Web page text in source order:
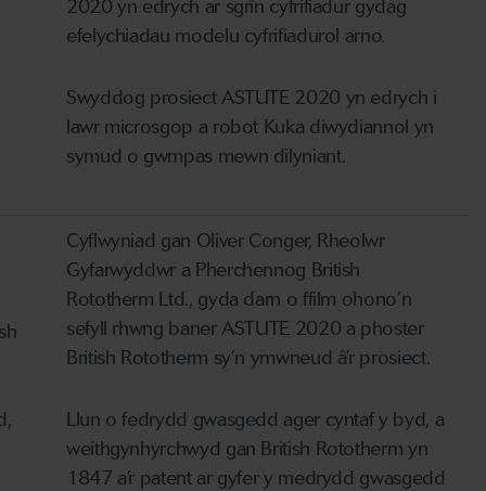
2020 yn edrych ar sgrîn cyfrifiadur gydag
efelychiadau modelu cyfrifiadurol arno.
Swyddog prosiect ASTUTE 2020 yn edrych i
lawr microsgop a robot Kuka diwydiannol yn
symud o gwmpas mewn dilyniant.
Cyflwyniad gan Oliver Conger, Rheolwr
Gyfarwyddwr a Pherchennog British
Rototherm Ltd., gyda darn o ffilm ohono’n
sefyll rhwng baner ASTUTE 2020 a phoster
British Rototherm sy’n ymwneud â’r prosiect.
Llun o fedrydd gwasgedd ager cyntaf y byd, a
weithgynhyrchwyd gan British Rototherm yn
1847 a’r patent ar gyfer y medrydd gwasgedd